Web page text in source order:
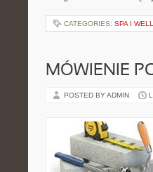
CATEGORIES: SPA I
MÓWIENIE
POSTED BY ADMIN